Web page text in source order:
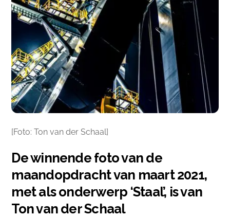
[Foto: Ton van der Schaal]
De winnende foto van de
maandopdracht van maart 2021,
met als onderwerp ‘Staal’, is van
Ton van der Schaal